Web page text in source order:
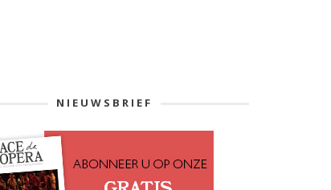
NIEUWSBRIEF